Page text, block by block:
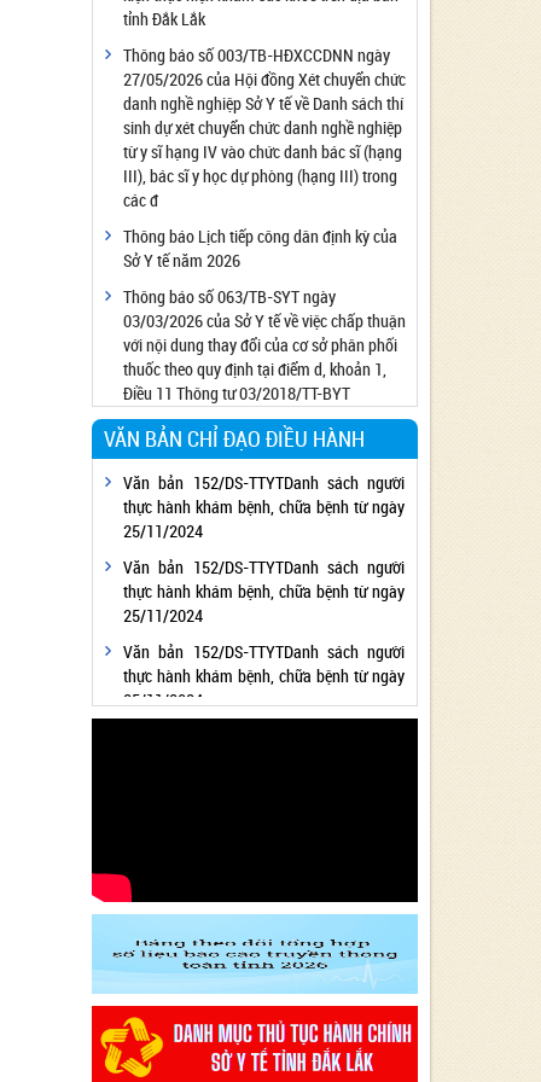
Công bố đủ điều kiện cung cấp dịch vụ diệt
côn trùng, diệt khuẩn bằng chế phẩm
Công bố cơ sở đủ điều kiện quan trắc môi
trường lao động
Công bố hồ sơ về trang thiết bị y tế
Công bố cơ sở đủ điều kiện tiêm chủng
Cơ sở Massage đủ điều kiện hoạt động
Cơ sở thẩm mỹ đủ điều kiện hoạt động
tỉnh Đắk Lắk
Thông báo số 003/TB-HĐXCCDNN ngày
27/05/2026 của Hội đồng Xét chuyển chức
danh nghề nghiệp Sở Y tế về Danh sách thí
sinh dự xét chuyển chức danh nghề nghiệp
từ y sĩ hạng IV vào chức danh bác sĩ (hạng
III), bác sĩ y học dự phòng (hạng III) trong
các đ
Thông báo Lịch tiếp công dân định kỳ của
Sở Y tế năm 2026
Thông báo số 063/TB-SYT ngày
03/03/2026 của Sở Y tế về việc chấp thuận
với nội dung thay đổi của cơ sở phân phối
thuốc theo quy định tại điểm d, khoản 1,
Điều 11 Thông tư 03/2018/TT-BYT
VĂN BẢN CHỈ ĐẠO ĐIỀU HÀNH
Văn bản 152/DS-TTYTDanh sách người
thực hành khám bệnh, chữa bệnh từ ngày
25/11/2024
Văn bản 152/DS-TTYTDanh sách người
thực hành khám bệnh, chữa bệnh từ ngày
25/11/2024
Văn bản 152/DS-TTYTDanh sách người
thực hành khám bệnh, chữa bệnh từ ngày
25/11/2024
2024 - Lĩnh vực Y tế
Văn bản 24/KH-SYT về việc thực hiện
Chương trình hành động thực hiện Nghị
quyết số 01/NQ-CP ngày 05/01/2024 của
Chính phủ về nhiệm vụ, giải pháp chủ yếu
thực hiện Kế hoạch phát triển kinh tế - xã
hội và Dự toán ngân sách nhà nước năm
2024 - Lĩnh vực Y tế